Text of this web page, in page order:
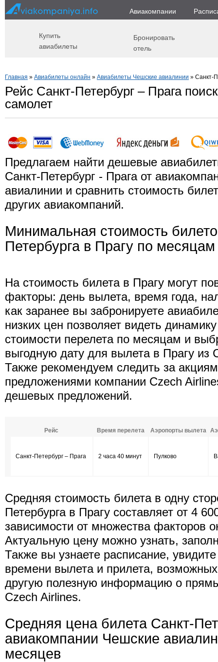
Авиакомпании
Купить
авиабилеты
Бронировать
отель
Главная » Авиабилеты онлайн » Авиабилеты Чешские авиалинии » Санкт-
Рейс Санкт-Петербург – Прага
самолет
Предлагаем найти дешевые
Санкт-Петербург - Прага от
авиалинии и сравнить стоимость
других авиакомпаний.
Минимальная стоимость
Петербурга в Прагу по месяцам
На стоимость билета в Прагу могут
факторы: день вылета, время года,
как заранее вы забронируете
низких цен позволяет видеть
стоимости перелета по месяцам и
выгодную дату для вылета в Прагу из
Также рекомендуем следить за
предложениями компании Czech
дешевых предложений.
Рейс Время перелета Аэропорты вылета
Санкт-Петербург – Прага 2 часа 40 минут Пулково
Средняя стоимость билета в одну
Петербурга в Прагу составляет от 4
зависимости от множества факторов
Актуальную цену можно узнать,
Также вы узнаете расписание,
времени вылета и прилета,
другую полезную информацию о
Czech Airlines.
Средняя цена билета Санкт-
авиакомпании Чешские
месяцев